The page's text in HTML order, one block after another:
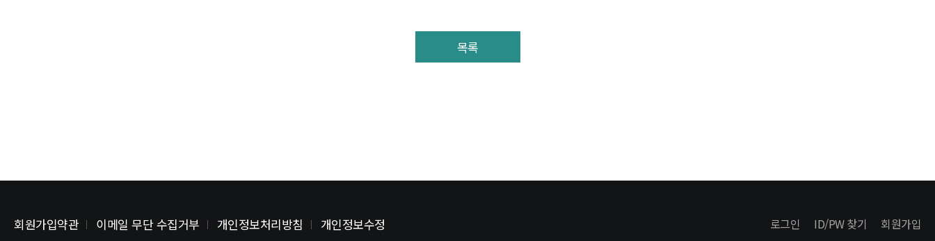
목록
회원가입약관 이메일 무단 수집거부 개인정보처리방침 개인정보수정 로그인 ID/PW 찾기 회원가입